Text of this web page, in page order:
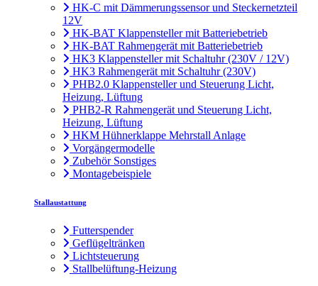
HK-C mit Dämmerungssensor und Steckernetzteil
12V
HK-BAT Klappensteller mit Batteriebetrieb
HK-BAT Rahmengerät mit Batteriebetrieb
HK3 Klappensteller mit Schaltuhr (230V / 12V)
HK3 Rahmengerät mit Schaltuhr (230V)
PHB2.0 Klappensteller und Steuerung Licht,
Heizung, Lüftung
PHB2-R Rahmengerät und Steuerung Licht,
Heizung, Lüftung
HKM Hühnerklappe Mehrstall Anlage
Vorgängermodelle
Zubehör Sonstiges
Montagebeispiele
Stallaustattung
Futterspender
Geflügeltränken
Lichtsteuerung
Stallbelüftung-Heizung